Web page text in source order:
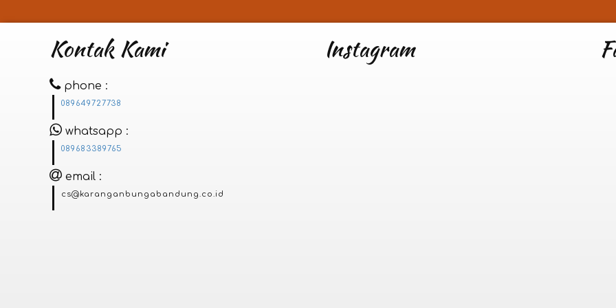
Kontak Kami
phone
089649727738
whatsapp
089683389765
email
cs@karanganbungabandung.co.id
Instagram